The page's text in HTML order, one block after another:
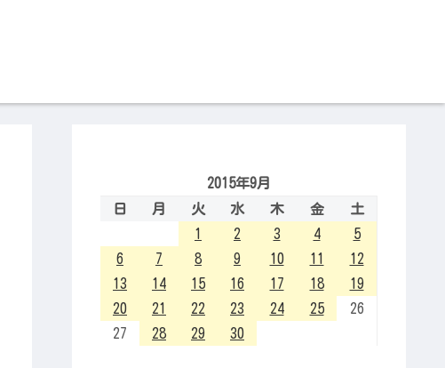
2015年9月
日
月 火 水 木 金
土
1
2 3 4
5
6
7 8 9 10 11
12
13
14 15 16 17 18
19
20
21 22 23 24 25
26
27
28 29 30